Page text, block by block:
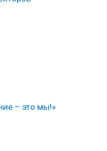
– это мы!»